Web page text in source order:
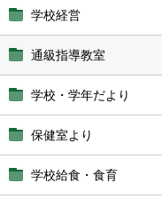
学校経営
通級指導教室
学校・学年だより
保健室より
学校給食・食育